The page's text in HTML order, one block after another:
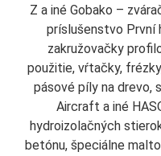
Z a iné Gobako –
príslušenstvo První
zakružovačky
použitie, vŕtačky,
pásové píly na drevo,
Aircraft a iné
hydroizolačných
betónu, špeciálne